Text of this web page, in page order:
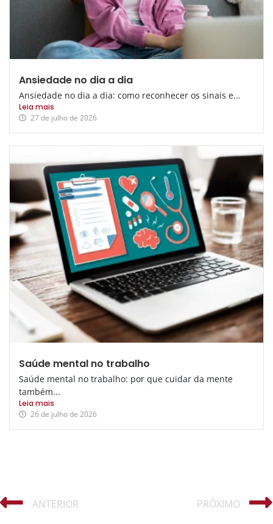
Ansiedade no dia a dia
Ansiedade no dia a dia: como reconhecer os sinais e...
Leia mais
27 de julho de 2026
Saúde mental no trabalho
Saúde mental no trabalho: por que cuidar da mente
também...
Leia mais
26 de julho de 2026
ANTERIOR PRÓXIMO